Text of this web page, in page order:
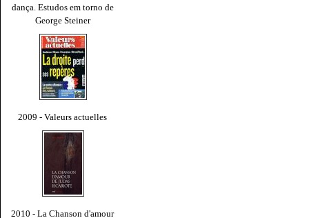
dança. Estudos em torno de
George Steiner
2009 - Valeurs actuelles
2010 - La Chanson d'amour